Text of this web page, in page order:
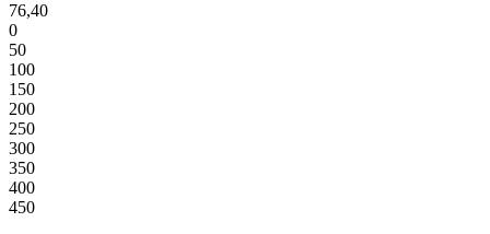
76,40
0
50
100
150
200
250
300
350
400
450